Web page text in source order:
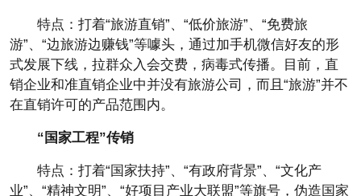
特点：打着“旅游直销”、“低价旅游”、“免费旅
游”、“边旅游边赚钱”等噱头，通过加手机微信好友的形
式发展下线，拉群众入会交费，病毒式传播。目前，直
销企业和准直销企业中并没有旅游公司，而且“旅游”并不
在直销许可的产品范围内。
“国家工程”传销
特点：打着“国家扶持”、“有政府背景”、“文化产
业”、“精神文明”、“好项目产业大联盟”等旗号，伪造国家